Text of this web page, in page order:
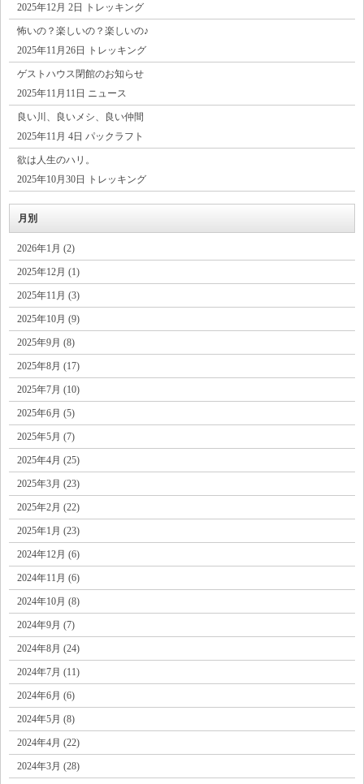
2025年12月 2日 トレッキング
怖いの？楽しいの？楽しいの♪
2025年11月26日 トレッキング
ゲストハウス閉館のお知らせ
2025年11月11日 ニュース
良い川、良いメシ、良い仲間
2025年11月 4日 パックラフト
欲は人生のハリ。
2025年10月30日 トレッキング
月別
2026年1月 (2)
2025年12月 (1)
2025年11月 (3)
2025年10月 (9)
2025年9月 (8)
2025年8月 (17)
2025年7月 (10)
2025年6月 (5)
2025年5月 (7)
2025年4月 (25)
2025年3月 (23)
2025年2月 (22)
2025年1月 (23)
2024年12月 (6)
2024年11月 (6)
2024年10月 (8)
2024年9月 (7)
2024年8月 (24)
2024年7月 (11)
2024年6月 (6)
2024年5月 (8)
2024年4月 (22)
2024年3月 (28)